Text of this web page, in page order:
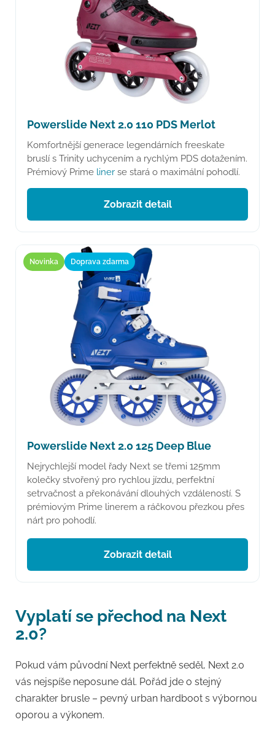
Powerslide Next 2.0 110 PDS Merlot
Komfortnější generace legendárních freeskate
bruslí s Trinity uchycením a rychlým PDS dotažením.
Prémiový Prime liner se stará o maximální pohodlí.
Zobrazit detail
Novinka Doprava zdarma
Powerslide Next 2.0 125 Deep Blue
Nejrychlejší model řady Next se třemi 125mm
kolečky stvořený pro rychlou jízdu, perfektní
setrvačnost a překonávání dlouhých vzdáleností. S
prémiovým Prime linerem a ráčkovou přezkou přes
nárt pro pohodlí.
Zobrazit detail
Vyplatí se přechod na Next
2.0?
Pokud vám původní Next perfektně seděl, Next 2.0
vás nejspíše neposune dál. Pořád jde o stejný
charakter brusle – pevný urban hardboot s výbornou
oporou a výkonem.